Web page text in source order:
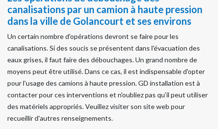
canalisations par un camion à haute pression
dans la ville de Golancourt et ses environs
Un certain nombre d'opérations devront se faire pour les
canalisations. Si des soucis se présentent dans l'évacuation des
eaux grises, il faut faire des débouchages. Un grand nombre de
moyens peut être utilisé. Dans ce cas, il est indispensable d'opter
pour l'usage des camions à haute pression. GD installation est à
contacter pour ces interventions et n'oubliez pas qu'il peut utiliser
des matériels appropriés. Veuillez visiter son site web pour
recueillir d'autres renseignements.